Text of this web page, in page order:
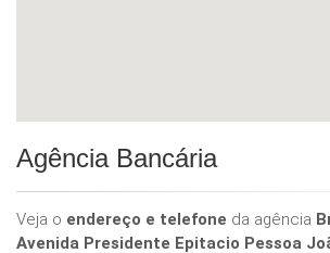
Agência Bancária
Veja o endereço e telefone da agência
Avenida Presidente Epitacio Pessoa